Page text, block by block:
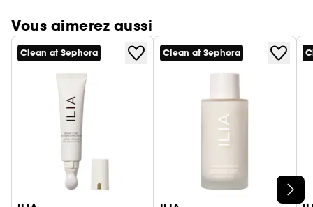
Vous aimerez aussi
Ignorer le carrousel produits
Clean at Sephora Clean at Sephora